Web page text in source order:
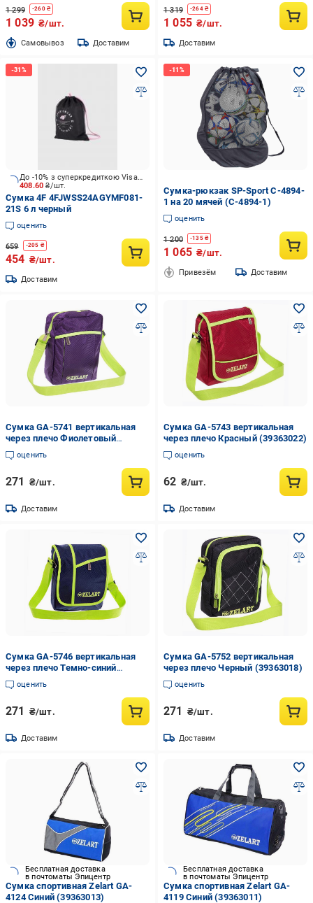
1 299 -260₴
1 039 ₴/шт.
Cамовывоз Доставим
1 319 -264₴
1 055 ₴/шт.
Доставим
408.60₴/шт.
До -10% з суперкредиткою Visa Вигода
Сумка 4F 4FJWSS24AGYMF081-
21S 6 л черный
оценить
659 -205 ₴
454 ₴/шт.
Доставим
Сумка-рюкзак SP-Sport C-4894-
1 на 20 мячей (C-4894-1)
оценить
1 200 -135₴
1 065 ₴/шт.
Привезём Доставим
Сумка GA-5741 вертикальная
через плечо Фиолетовый
(39363024)
оценить
271 ₴/шт.
Доставим
Сумка GA-5743 вертикальная
через плечо Красный (39363022)
оценить
62 ₴/шт.
Доставим
Сумка GA-5746 вертикальная
через плечо Темно-синий
(39363021)
оценить
271 ₴/шт.
Доставим
Сумка GA-5752 вертикальная
через плечо Черный (39363018)
оценить
271 ₴/шт.
Доставим
Бесплатная доставка
в почтоматы Эпицентр
Сумка спортивная Zelart GA-
4124 Синий (39363013)
Бесплатная доставка
в почтоматы Эпицентр
Сумка спортивная Zelart GA-
4119 Синий (39363011)